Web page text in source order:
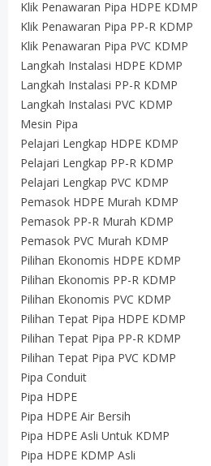
Klik Penawaran Pipa HDPE KDMP
Klik Penawaran Pipa PP-R KDMP
Klik Penawaran Pipa PVC KDMP
Langkah Instalasi HDPE KDMP
Langkah Instalasi PP-R KDMP
Langkah Instalasi PVC KDMP
Mesin Pipa
Pelajari Lengkap HDPE KDMP
Pelajari Lengkap PP-R KDMP
Pelajari Lengkap PVC KDMP
Pemasok HDPE Murah KDMP
Pemasok PP-R Murah KDMP
Pemasok PVC Murah KDMP
Pilihan Ekonomis HDPE KDMP
Pilihan Ekonomis PP-R KDMP
Pilihan Ekonomis PVC KDMP
Pilihan Tepat Pipa HDPE KDMP
Pilihan Tepat Pipa PP-R KDMP
Pilihan Tepat Pipa PVC KDMP
Pipa Conduit
Pipa HDPE
Pipa HDPE Air Bersih
Pipa HDPE Asli Untuk KDMP
Pipa HDPE KDMP Asli